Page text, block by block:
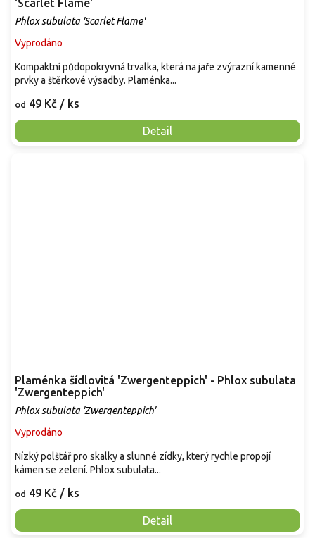
'Scarlet Flame'
Phlox subulata 'Scarlet Flame'
Vyprodáno
od 49 Kč / ks
Detail
Kompaktní půdopokryvná trvalka, která na jaře zvýrazní kamenné
prvky a štěrkové výsadby. Plaménka...
Plaménka šídlovitá 'Zwergenteppich' - Phlox subulata
'Zwergenteppich'
Phlox subulata 'Zwergenteppich'
Vyprodáno
od 49 Kč / ks
Detail
Nízký polštář pro skalky a slunné zídky, který rychle propojí
kámen se zelení. Phlox subulata...